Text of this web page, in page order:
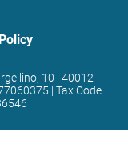
10 | 40012
| Tax Code